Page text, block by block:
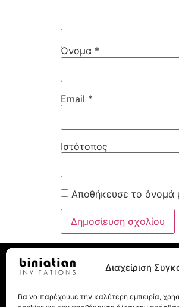
Διαχείριση
Για να παρέχουμε την καλύτερη εμπειρία,
Όνομα *
Email *
Ιστότοπος
Αποθήκευσε το όνομά